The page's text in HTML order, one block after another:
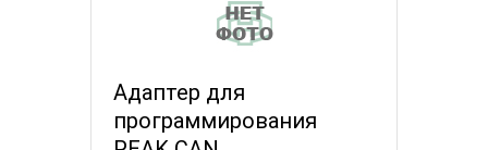
Адаптер для
программирования